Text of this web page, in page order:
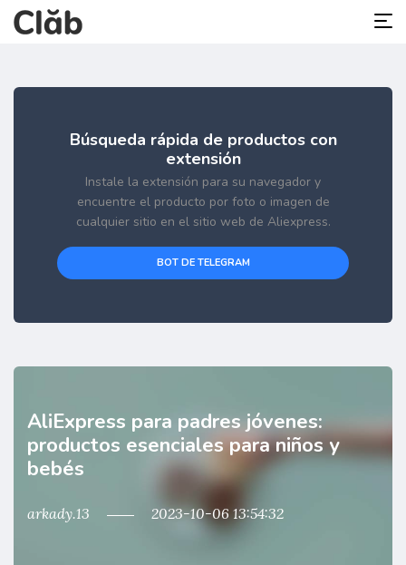
Búsqueda rápida de productos con
extensión
Instale la extensión para su navegador y
encuentre el producto por foto o imagen de
cualquier sitio en el sitio web de Aliexpress.
BOT DE TELEGRAM
AliExpress para padres jóvenes:
productos esenciales para niños y
bebés
arkady.13 2023-10-06 13:54:32